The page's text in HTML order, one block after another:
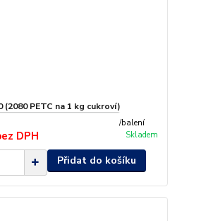
(2080 PETC na 1 kg cukroví)
/balení
DPH Skladem
Přidat do košíku